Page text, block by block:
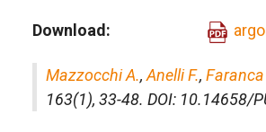
Download
Mazzocchi A., Anelli F., Faranca
163(1), 33-48. DOI: 10.14658/